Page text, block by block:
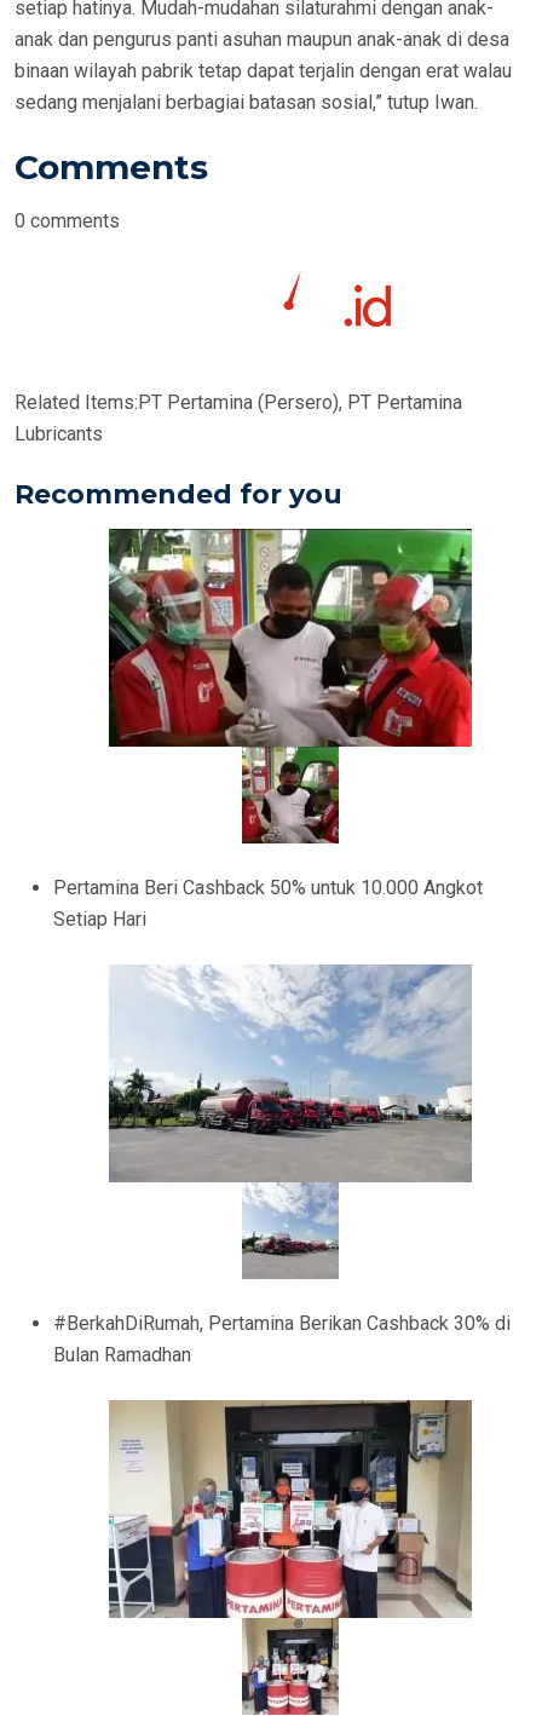
setiap hatinya. Mudah-mudahan silaturahmi dengan anak-
anak dan pengurus panti asuhan maupun anak-anak di desa
binaan wilayah pabrik tetap dapat terjalin dengan erat walau
sedang menjalani berbagiai batasan sosial,” tutup Iwan.
Comments
0 comments
Related Items:PT Pertamina (Persero), PT Pertamina
Lubricants
Recommended for you
Pertamina Beri Cashback 50% untuk 10.000 Angkot
Setiap Hari
#BerkahDiRumah, Pertamina Berikan Cashback 30% di
Bulan Ramadhan